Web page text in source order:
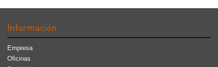
Información
Empresa
Oficinas